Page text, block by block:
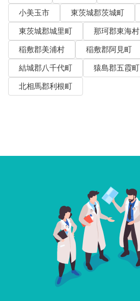
小美玉市
東茨城郡茨城町
東茨城郡城里町
那珂郡東海村
稲敷郡美浦村
稲敷郡阿見町
結城郡八千代町
猿島郡五霞町
北相馬郡利根町